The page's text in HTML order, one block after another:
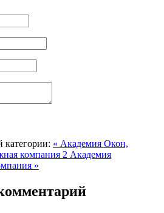
категории: « Академия Окон,
компания 2 Академия
»